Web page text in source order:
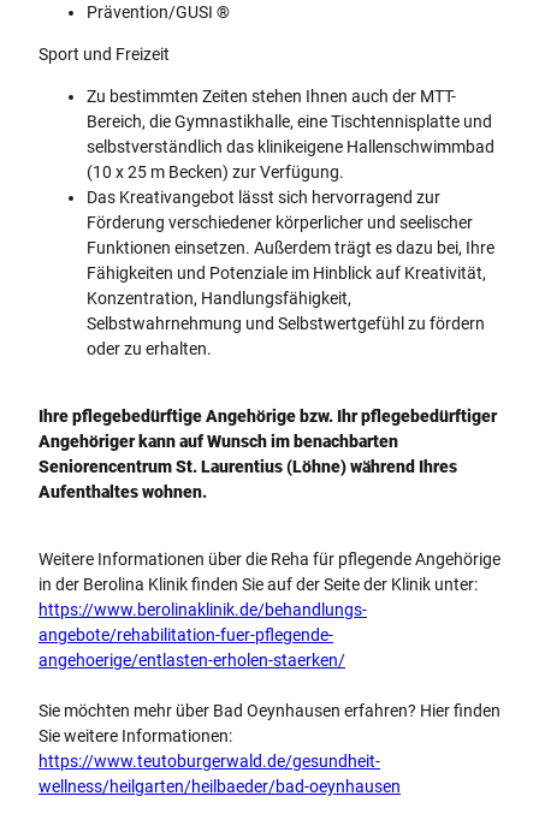
Prävention/GUSI ®
Sport und Freizeit
Zu bestimmten Zeiten stehen Ihnen auch der MTT-
Bereich, die Gymnastikhalle, eine Tischtennisplatte und
selbstverständlich das klinikeigene Hallenschwimmbad
(10 x 25 m Becken) zur Verfügung.
Das Kreativangebot lässt sich hervorragend zur
Förderung verschiedener körperlicher und seelischer
Funktionen einsetzen. Außerdem trägt es dazu bei, Ihre
Fähigkeiten und Potenziale im Hinblick auf Kreativität,
Konzentration, Handlungsfähigkeit,
Selbstwahrnehmung und Selbstwertgefühl zu fördern
oder zu erhalten.
Ihre pflegebedürftige Angehörige bzw. Ihr pflegebedürftiger
Angehöriger kann auf Wunsch im benachbarten
Seniorencentrum St. Laurentius (Löhne) während Ihres
Aufenthaltes wohnen.
Weitere Informationen über die Reha für pflegende Angehörige
in der Berolina Klinik finden Sie auf der Seite der Klinik unter:
https://www.berolinaklinik.de/behandlungs-
angebote/rehabilitation-fuer-pflegende-
angehoerige/entlasten-erholen-staerken/
Sie möchten mehr über Bad Oeynhausen erfahren? Hier finden
Sie weitere Informationen:
https://www.teutoburgerwald.de/gesundheit-
wellness/heilgarten/heilbaeder/bad-oeynhausen